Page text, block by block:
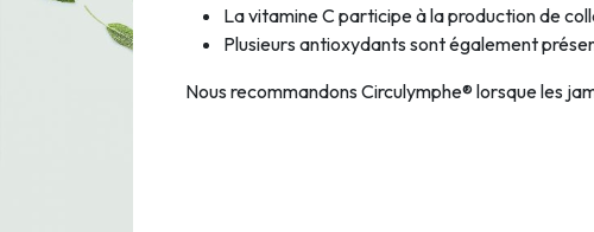
La vitamine C participe à la production de
Plusieurs antioxydants sont également
Nous recommandons Circulymphe® lorsque les